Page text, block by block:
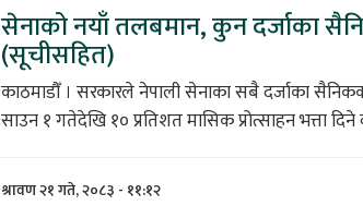
सेनाको नयाँ तलबमान, कुन दर्जाका
(सूचीसहित)
काठमाडौँ । सरकारले नेपाली सेनाका सबै दर्जाका
साउन १ गतेदेखि १० प्रतिशत मासिक प्रोत्साहन भत्ता दिने
श्रावण २१ गते, २०८३ - ११:१२